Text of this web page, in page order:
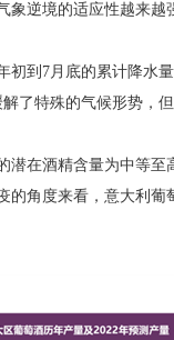
象逆境的适应性越来越
到7月底的累计降水量
了特殊的气候形势，
在酒精含量为中等至
的角度来看，意大利